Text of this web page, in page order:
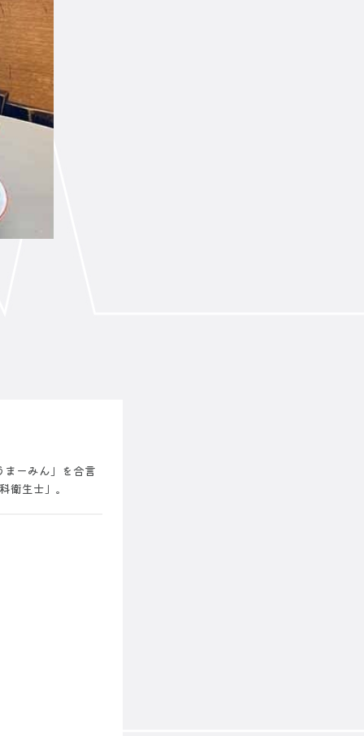
ーみん」を合言
生士」。